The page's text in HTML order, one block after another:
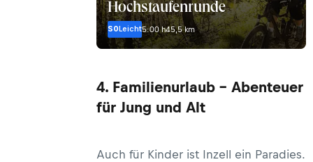
Hochstaufenrunde
S0 Leicht5:00 h45,5 km
4. Familienurlaub – Abenteuer
für Jung und Alt
Auch für Kinder ist Inzell ein Paradies.